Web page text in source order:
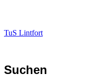
TuS Lintfort
Suchen